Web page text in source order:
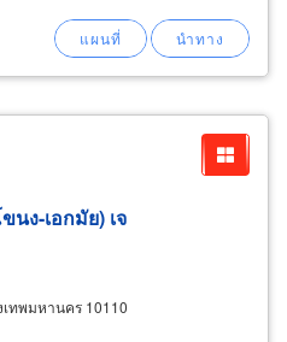
ตัวทั้งแบบ สี
ง-เอกมัย) เจ
ทพมหานคร 10110